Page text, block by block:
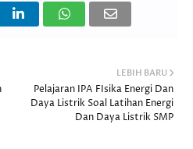
LEBIH BARU
Pelajaran IPA FIsika Energi Dan
Daya Listrik Soal Latihan Energi
Dan Daya Listrik SMP